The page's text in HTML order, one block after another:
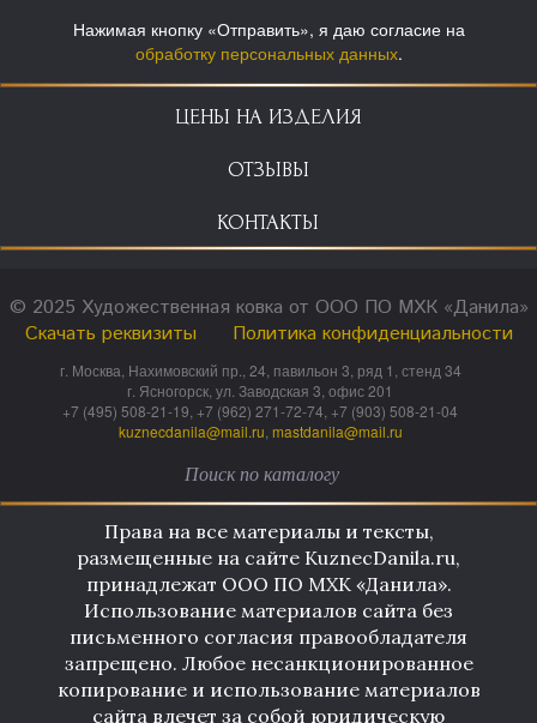
Нажимая кнопку «Отправить», я даю согласие на
обработку персональных данных.
ЦЕНЫ НА ИЗДЕЛИЯ
ОТЗЫВЫ
КОНТАКТЫ
© 2025 Художественная ковка от ООО ПО МХК «Данила»
Скачать реквизиты
Политика конфиденциальности
г. Москва, Нахимовский пр., 24, павильон 3, ряд 1, стенд 34
г. Ясногорск, ул. Заводская 3, офис 201
+7 (495) 508-21-19, +7 (962) 271-72-74, +7 (903) 508-21-04
kuznecdanila@mail.ru mastdanila@mail.ru
Права на все материалы и тексты,
размещенные на сайте KuznecDanila.ru,
принадлежат ООО ПО МХК «Данила».
Использование материалов сайта без
письменного согласия правообладателя
запрещено. Любое несанкционированное
копирование и использование материалов
сайта влечет за собой юридическую